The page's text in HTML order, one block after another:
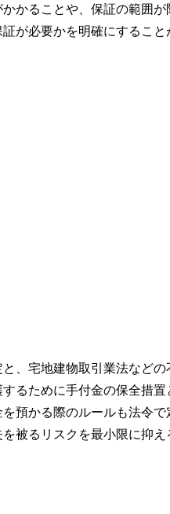
かることや、保証の範囲
が必要かを明確にすること
、宅地建物取引業法など
るために手付金の保全措
預かる際のルールも法令
被るリスクを最小限に抑え